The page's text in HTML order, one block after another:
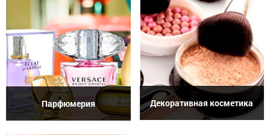
Парфюмерия Декоративная косметика